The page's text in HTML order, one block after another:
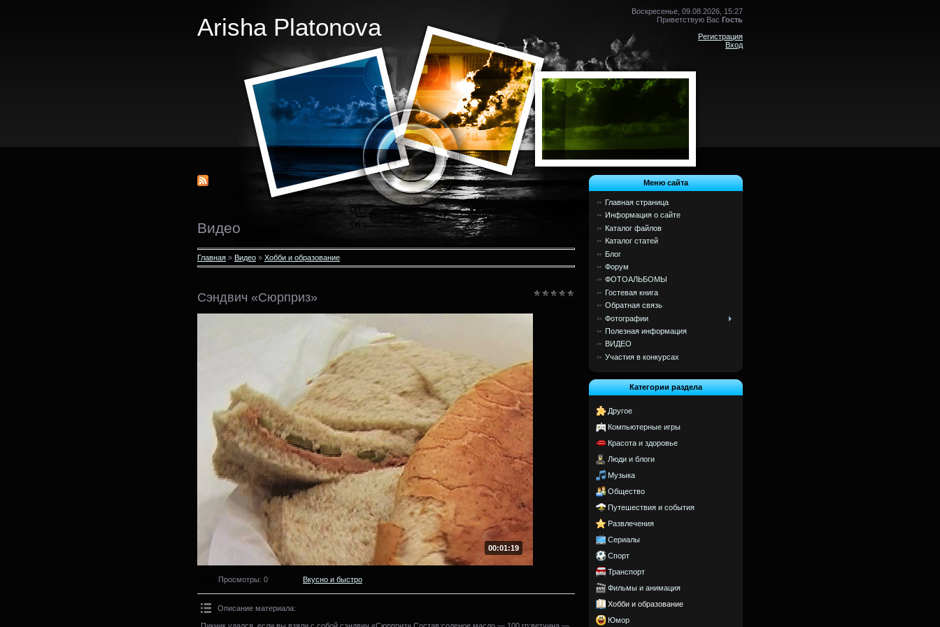
Arisha Platonova
Воскресенье, 09.08.2026, 15:27
Приветствую Вас Гость
Регистрация
Вход
Видео
Главная » Видео » Хобби и образование
Сэндвич «Сюрприз»
00:01:19
Просмотры: 0 Вкусно и быстро
Описание материала:
Пикник удался, если вы взяли с собой сэндвич «Сюрприз».Состав:соленое масло — 100 гр;ветчина —
Меню сайта
Главная страница
Информация о сайте
Каталог файлов
Каталог статей
Блог
Форум
ФОТОАЛЬБОМЫ
Гостевая книга
Обратная связь
Фотографии
Полезная информация
ВИДЕО
Участия в конкурсах
Категории раздела
Другое
Компьютерные игры
Красота и здоровье
Люди и блоги
Музыка
Общество
Путешествия и события
Развлечения
Сериалы
Спорт
Транспорт
Фильмы и анимация
Хобби и образование
Юмор